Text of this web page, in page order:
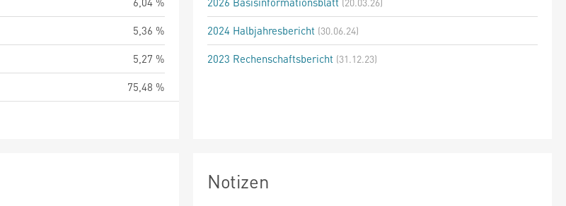
5,36 %
5,27 %
75,48 %
2024 Halbjahresbericht (30.06.24)
2023 Rechenschaftsbericht (31.12.23)
Notizen